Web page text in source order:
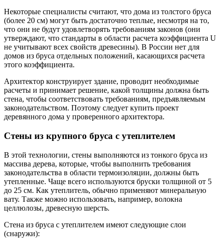
Некоторые специалисты считают, что дома из толстого бруса
(более 20 см) могут быть достаточно теплые, несмотря на то,
что они не будут удовлетворять требованиям законов (они
утверждают, что стандарты в области расчета коэффициента U
не учитывают всех свойств древесины). В России нет для
домов из бруса отдельных положений, касающихся расчета
этого коэффициента.
Архитектор конструирует здание, проводит необходимые
расчеты и принимает решение, какой толщины должна быть
стена, чтобы соответствовать требованиям, предъявляемым
законодательством. Поэтому следует купить проект
деревянного дома у проверенного архитектора.
Стены из крупного бруса с утеплителем
В этой технологии, стены выполняются из тонкого бруса из
массива дерева, которые, чтобы выполнить требования
законодательства в области термоизоляции, должны быть
утепленные. Чаще всего используются бруски толщиной от 5
до 25 см. Как утеплитель, обычно применяют минеральную
вату. Также можно использовать, например, волокна
целлюлозы, древесную шерсть.
Стена из бруса с утеплителем имеют следующие слои
(снаружи):